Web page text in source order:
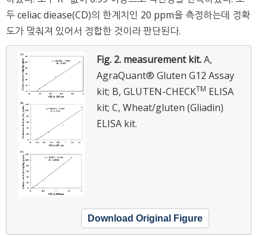
두 celiac diease(CD)의 한계치인 20 ppm을 측정하는데 정확
도가 맞춰져 있어서 정합한 것이라 판단된다.
Fig. 2. measurement kit.A,
AgraQuant® Gluten G12 Assay
kit; B, GLUTEN-CHECKTM ELISA
kit; C, Wheat/gluten (Gliadin)
ELISA kit.
Download Original Figure